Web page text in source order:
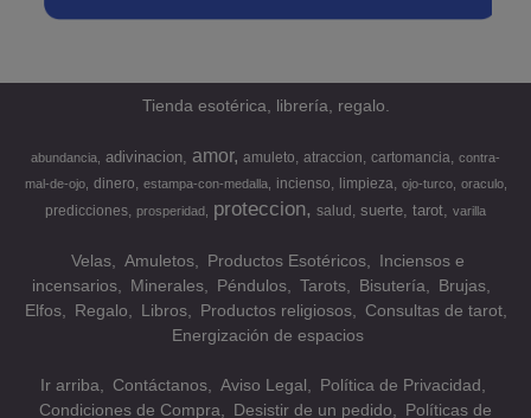
Tienda esotérica, librería, regalo.
abundancia adivinacion amor amuleto atraccion cartomancia
contra-
mal-de-ojo
dinero estampa-con-medalla incienso limpieza ojo-turco oraculo
predicciones prosperidad proteccion salud suerte tarot varilla
Velas Amuletos Productos Esotéricos
Inciensos e
incensarios
Minerales Péndulos Tarots Bisutería
Brujas
Elfos
Regalo Libros Productos religiosos
Consultas de tarot
Energización de espacios
Ir arriba Contáctanos Aviso Legal
Política de Privacidad
Condiciones de Compra
Desistir de un pedido Políticas de